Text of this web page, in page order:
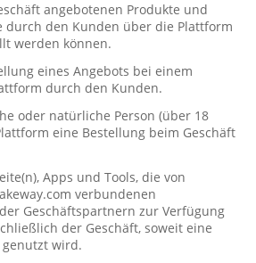
angebotenen Produkte und
durch den Kunden über die Plattform
werden können.
eines Angebots bei einem
durch den Kunden.
oder natürliche Person (über 18
eine Bestellung beim Geschäft
Apps und Tools, die von
verbundenen
Geschäftspartnern zur Verfügung
der Geschäft, soweit eine
genutzt wird.